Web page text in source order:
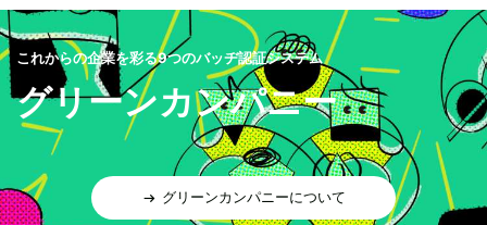
これからの企業を彩る9つのバッヂ認証システム
グリーンカンパニー
グリーンカンパニーについて